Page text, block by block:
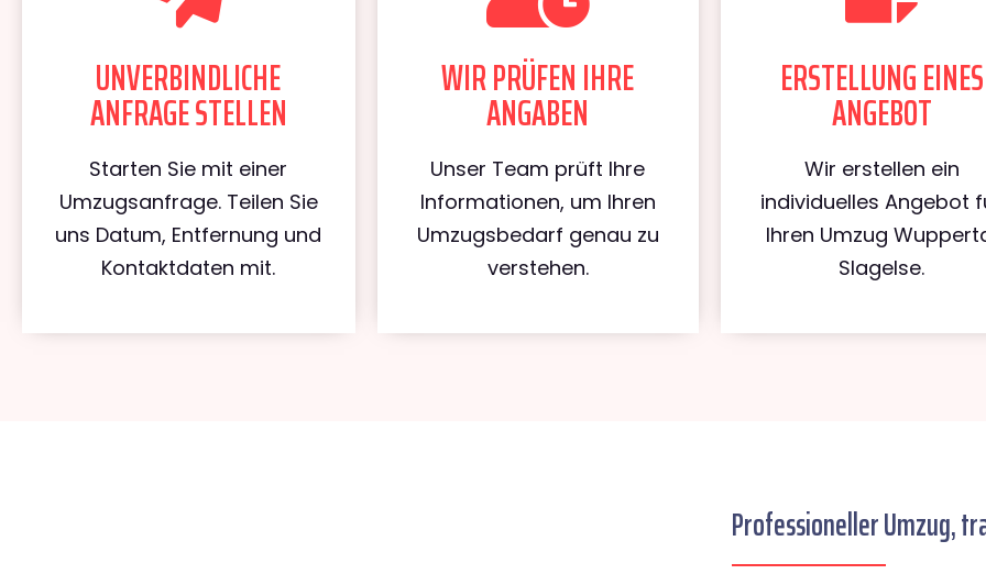
UNVERBINDLICHE
ANFRAGE STELLEN
Starten Sie mit einer
Umzugsanfrage. Teilen Sie
uns Datum, Entfernung und
Kontaktdaten mit.
WIR PRÜFEN IHRE
ANGABEN
Unser Team prüft Ihre
Informationen, um Ihren
Umzugsbedarf genau zu
verstehen.
ERSTELLUNG EINES
ANGEBOT
Wir erstellen ein
individuelles Angebot
Ihren Umzug
Slagelse.
Professioneller Umzug,